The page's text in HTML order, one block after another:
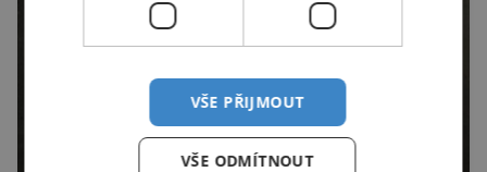
VŠE PŘIJMOUT
VŠE ODMÍTNOUT